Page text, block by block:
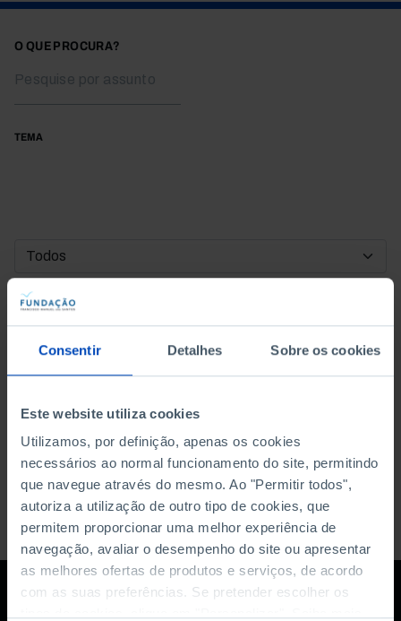
Consentir Detalhes Sobre os cookies
Este website utiliza cookies
Utilizamos, por definição, apenas os cookies
necessários ao normal funcionamento do site, permitindo
que navegue através do mesmo. Ao "Permitir todos",
autoriza a utilização de outro tipo de cookies, que
permitem proporcionar uma melhor experiência de
navegação, avaliar o desempenho do site ou apresentar
as melhores ofertas de produtos e serviços, de acordo
com as suas preferências. Se pretender escolher os
O QUE PROCURA?
TEMA
DATA DE INÍCIO
DATA DE FIM